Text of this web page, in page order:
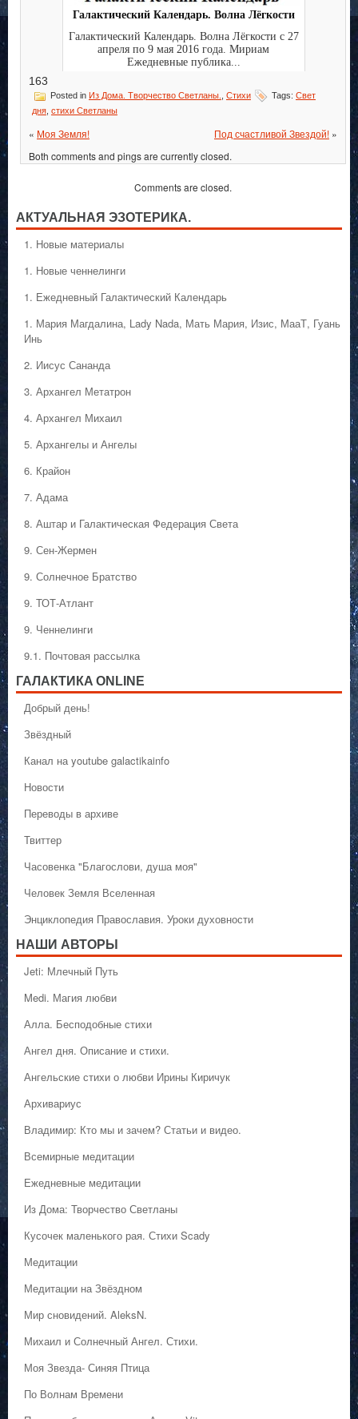
Галактический Календарь. Волна Лёгкости
Галактический Календарь. Волна Лёгкости с 27
апреля по 9 мая 2016 года. Мириам
Ежедневные публика...
163
Posted in Из Дома. Творчество Светланы. Стихи Tags: Свет
дня стихи Светланы
« Моя Земля! Под счастливой Звездой! »
Both comments and pings are currently closed.
Comments are closed.
АКТУАЛЬНАЯ ЭЗОТЕРИКА.
1. Hовые материалы
1. Hовые ченнелинги
1. Ежедневный Галактический Календарь
1. Мария Магдалина, Lady Nada, Мать Мария, Изис, МааТ, Гуань
Инь
2. Иисус Сананда
3. Архангел Метатрон
4. Архангел Михаил
5. Архангелы и Ангелы
6. Крайон
7. Адама
8. Аштар и Галактическая Федерация Света
9. Сен-Жермен
9. Солнечное Братство
9. ТОТ-Атлант
9. Ченнелинги
9.1. Почтовая рассылка
ГАЛАКТИКA ONLINE
Добрый день!
Звёздный
Канал на youtube galactikainfo
Новости
Переводы в архиве
Твиттер
Часовенка "Благослови, душа моя"
Человек Земля Вселенная
Энциклопедия Православия. Уроки духовности
НАШИ АВТОРЫ
Jeti: Млечный Путь
Medi. Магия любви
Алла. Бесподобные стихи
Ангел дня. Описание и стихи.
Ангельские стихи о любви Ирины Киричук
Архивариус
Владимир: Кто мы и зачем? Статьи и видео.
Всемирные медитации
Ежедневные медитации
Из Дома: Творчество Светланы
Кусочек маленького рая. Стихи Scady
Медитации
Медитации на Звёздном
Мир сновидений. AleksN.
Михаил и Солнечный Ангел. Стихи.
Моя Звезда- Синяя Птица
По Волнам Времени